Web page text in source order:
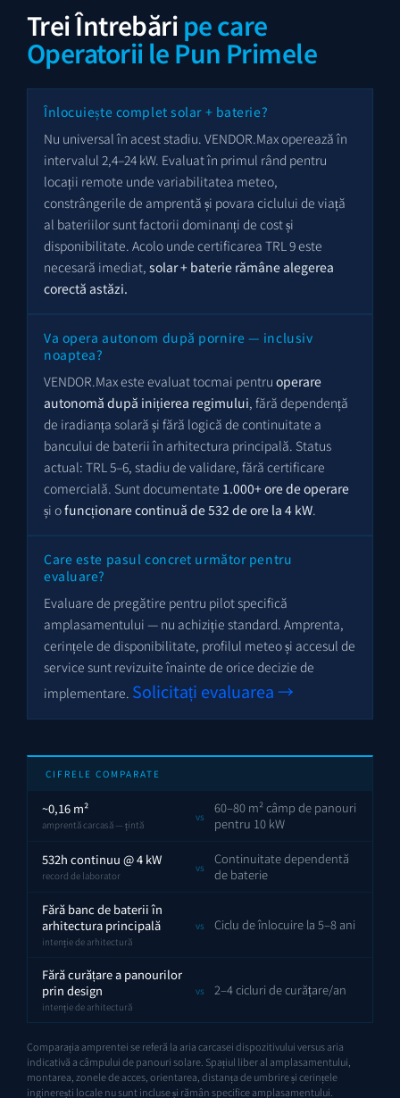
Trei Întrebări pe care
Operatorii le Pun Primele
Înlocuiește complet solar + baterie?
Nu universal în acest stadiu. VENDOR.Max operează în
intervalul 2,4–24 kW. Evaluat în primul rând pentru
locații remote unde variabilitatea meteo,
constrângerile de amprentă și povara ciclului de viață
al bateriilor sunt factorii dominanți de cost și
disponibilitate. Acolo unde certificarea TRL 9 este
necesară imediat, solar + baterie rămâne alegerea
corectă astăzi.
Va opera autonom după pornire — inclusiv
noaptea?
VENDOR.Max este evaluat tocmai pentru operare
autonomă după inițierea regimului, fără dependență
de iradianța solară și fără logică de continuitate a
bancului de baterii în arhitectura principală. Status
actual: TRL 5–6, stadiu de validare, fără certificare
comercială. Sunt documentate 1.000+ ore de operare
și ofuncționare continuă de 532 de ore la 4 kW.
Care este pasul concret următor pentru
evaluare?
Evaluare de pregătire pentru pilot specifică
amplasamentului — nu achiziție standard. Amprenta,
cerințele de disponibilitate, profilul meteo și accesul de
service sunt revizuite înainte de orice decizie de
implementare. Solicitați evaluarea →
CIFRELE COMPARATE
~0,16 m²
amprentă carcasă — țintă
vs
60–80 m² câmp de panouri
pentru 10 kW
532h continuu @ 4 kW
record de laborator
vs
Continuitate dependentă
de baterie
Fără banc de baterii în
arhitectura principală
intenție de arhitectură
vs Ciclu de înlocuire la 5–8 ani
Fără curățare a panourilor
prin design
intenție de arhitectură
vs 2–4 cicluri de curățare/an
Comparația amprentei se referă la aria carcasei dispozitivului versus aria
indicativă a câmpului de panouri solare. Spațiul liber al amplasamentului,
montarea, zonele de acces, orientarea, distanța de umbrire și cerințele
inginerești locale nu sunt incluse și rămân specifice amplasamentului.